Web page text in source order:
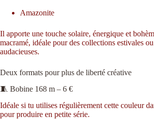
Amazonite
Il apporte une touche solaire, énergique et
macramé, idéale pour des collections estivales
audacieuses.
Deux formats pour plus de liberté créative
🧵 Bobine 168 m – 6 €
Idéale si tu utilises régulièrement cette couleur
pour produire en petite série.